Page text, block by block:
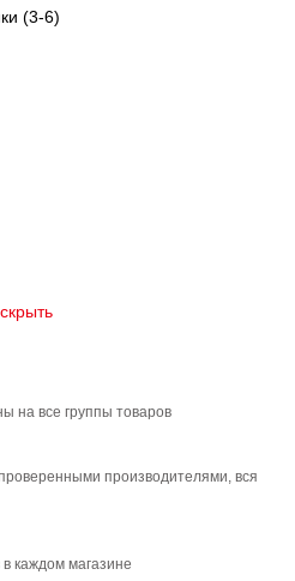
(3-6)
скрыть
на все группы товаров
производителями, вся
каждом магазине